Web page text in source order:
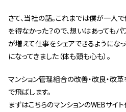
さて、当社の話。これまでは僕が一人で
を得なかった？ので、想いはあっても
が増えて仕事をシェアできるようにな
になってきました（体も頭も心も）。
マンション管理組合の改善・改良・改
で飛ばします。
まずはこちらのマンションのWEBサイ